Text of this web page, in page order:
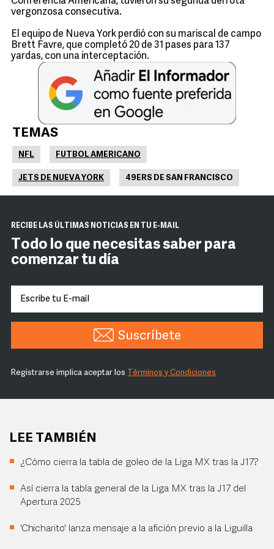
vergonzosa consecutiva.
El equipo de Nueva York perdió con su mariscal de campo
Brett Favre, que completó 20 de 31 pases para 137
yardas, con una interceptación.
TEMAS
NFL FUTBOL AMERICANO
JETS DE NUEVA YORK 49ERS DE SAN FRANCISCO
RECIBE LAS ÚLTIMAS NOTICIAS EN TU E-MAIL
Todo lo que necesitas saber para
comenzar tu día
Suscríbete
Registrarse implica aceptar los Términos y Condiciones
LEE TAMBIÉN
¿Cómo cierra la tabla de goleo de la Liga MX tras la J17?
Así cierra la tabla general de la Liga MX tras la J17 del
Apertura 2025
'Chicharito' lanza mensaje a la afición previo a la Liguilla